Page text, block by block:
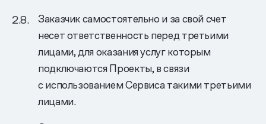
Заказчик самостоятельно и за свой счет
несет ответственность перед третьими
лицами, для оказания услуг которым
подключаются Проекты, в связи
с использованием Сервиса такими третьими
лицами.